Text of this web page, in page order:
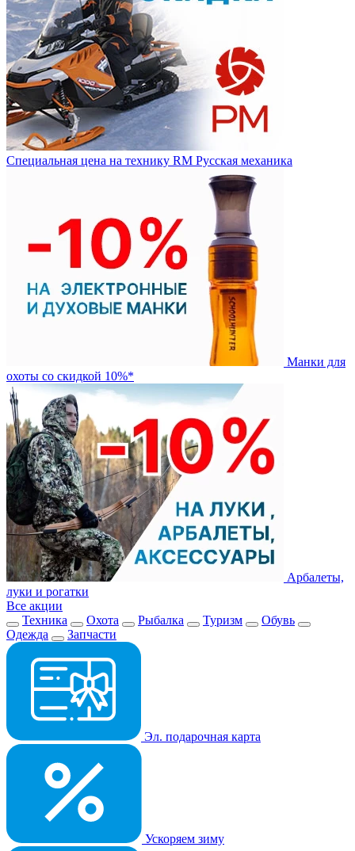
Специальная цена на технику RM Русская механика
Манки для
охоты со скидкой 10%*
Арбалеты,
луки и рогатки
Все акции
Техника
Охота Рыбалка Туризм
Обувь
Одежда
Запчасти
Эл. подарочная карта
Ускоряем зиму